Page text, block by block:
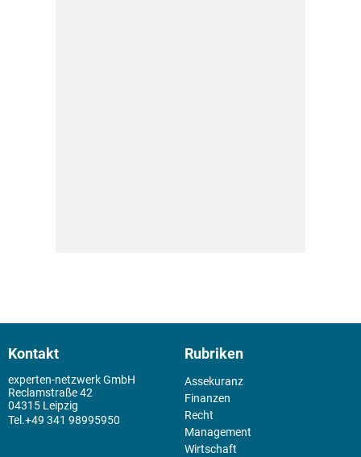
Kontakt
experten-netzwerk GmbH
Reclamstraße 42
04315 Leipzig
+49 341 98995950
Rubriken
Assekuranz
Finanzen
Recht
Management
Wirtschaft